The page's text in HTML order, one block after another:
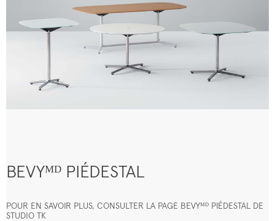
BEVYᴹᴰ PIÉDESTAL
POUR EN SAVOIR PLUS, CONSULTER LA PAGE BEVYᴹᴰ PIÉDESTAL DE
STUDIO TK